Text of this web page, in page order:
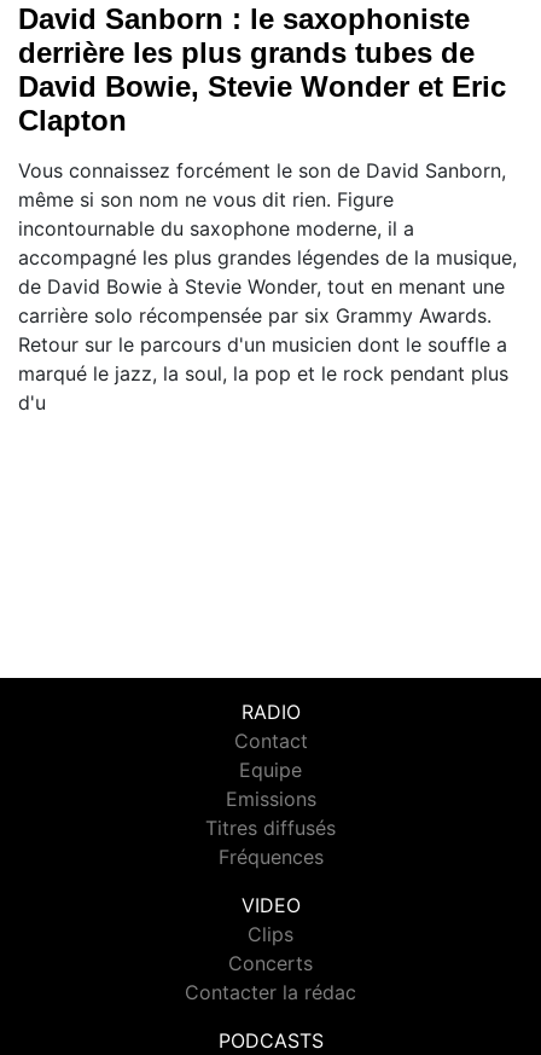
David Sanborn : le saxophoniste
derrière les plus grands tubes de
David Bowie, Stevie Wonder et Eric
Clapton
Vous connaissez forcément le son de David Sanborn,
même si son nom ne vous dit rien. Figure
incontournable du saxophone moderne, il a
accompagné les plus grandes légendes de la musique,
de David Bowie à Stevie Wonder, tout en menant une
carrière solo récompensée par six Grammy Awards.
Retour sur le parcours d'un musicien dont le souffle a
marqué le jazz, la soul, la pop et le rock pendant plus
d'u
RADIO
Contact
Equipe
Emissions
Titres diffusés
Fréquences
VIDEO
Clips
Concerts
Contacter la rédac
PODCASTS